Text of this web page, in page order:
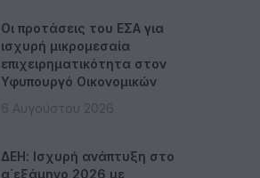
Οι προτάσεις του ΕΣΑ για
ισχυρή μικρομεσαία
επιχειρηματικότητα στον
Υφυπουργό Οικονομικών
6 Αυγούστου 2026
ΔΕΗ: Ισχυρή ανάπτυξη στο
α΄εξάμηνο 2026 με